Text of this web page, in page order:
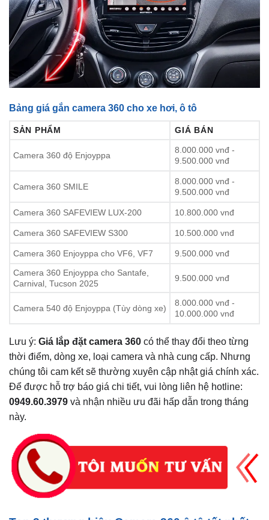
Bảng giá gắn camera 360 cho xe hơi, ô tô
SẢN PHẨM GIÁ BÁN
Camera 360 độ Enjoyppa
8.000.000 vnđ -
9.500.000 vnđ
Camera 360 SMILE
8.000.000 vnđ -
9.500.000 vnđ
Camera 360 SAFEVIEW LUX-200 10.800.000 vnđ
Camera 360 SAFEVIEW S300 10.500.000 vnđ
Camera 360 Enjoyppa cho VF6, VF7
9.500.000 vnđ
Camera 360 Enjoyppa cho Santafe,
Carnival, Tucson 2025
9.500.000 vnđ
Camera 540 độ Enjoyppa (Tùy dòng xe)
8.000.000 vnđ -
10.000.000 vnđ
Lưu ý: Giá lắp đặt camera 360 có thể thay đổi theo từng
thời điểm, dòng xe, loại camera và nhà cung cấp. Nhưng
chúng tôi cam kết sẽ thường xuyên cập nhật giá chính xác.
Để được hỗ trợ báo giá chi tiết, vui lòng liên hệ hotline:
0949.60.3979 và nhận nhiều ưu đãi hấp dẫn trong tháng
này.